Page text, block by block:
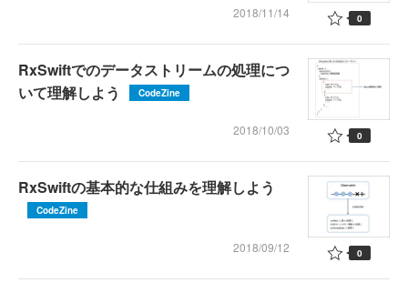
2018/11/14 0
RxSwiftでのデータストリームの処理につ
いて理解しよう
CodeZine
2018/10/03 0
RxSwiftの基本的な仕組みを理解しよう
CodeZine
2018/09/12 0